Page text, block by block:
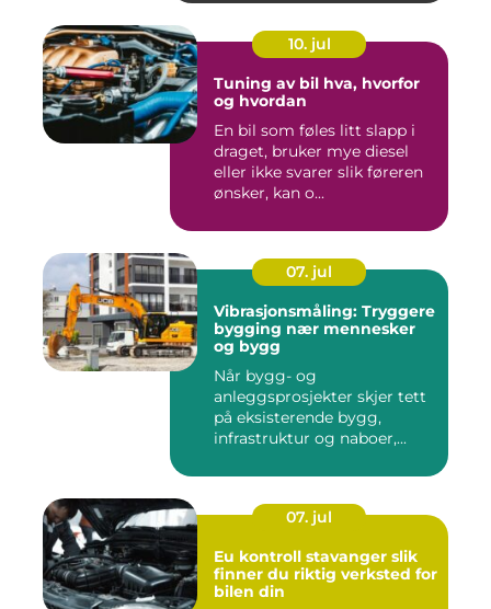
10. jul
Tuning av bil hva, hvorfor
og hvordan
En bil som føles litt slapp i
draget, bruker mye diesel
eller ikke svarer slik føreren
ønsker, kan o...
07. jul
Vibrasjonsmåling: Tryggere
bygging nær mennesker
og bygg
Når bygg- og
anleggsprosjekter skjer tett
på eksisterende bygg,
infrastruktur og naboer,...
07. jul
Eu kontroll stavanger slik
finner du riktig verksted for
bilen din